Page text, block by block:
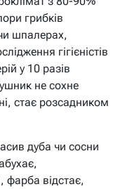
грибків
шпалерах,
гігієністів
у 10 разів
не сохне
стає розсадником
дуба чи сосни
фарба відстає,